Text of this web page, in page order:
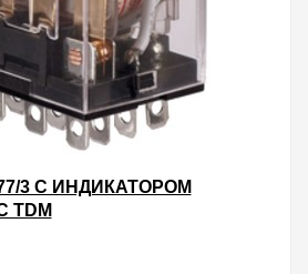
3 С ИНДИКАТОРОМ
TDM